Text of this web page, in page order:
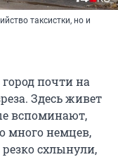
таксистки, но и
почти на
Здесь живет
вспоминают,
много немцев,
схлынули,